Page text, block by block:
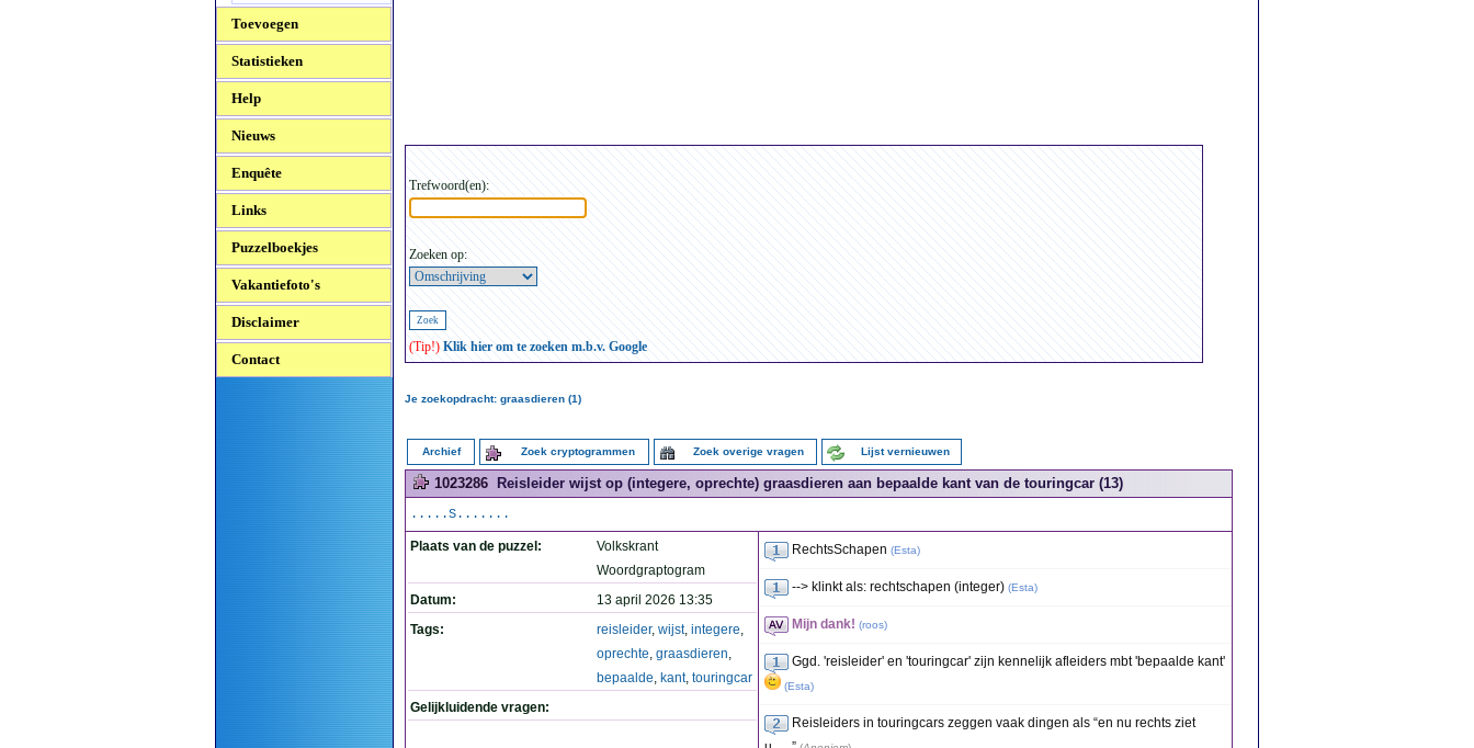
Toevoegen
Statistieken
Help
Nieuws
Enquête
Links
Puzzelboekjes
Vakantiefoto's
Disclaimer
Contact
Trefwoord(en):
Zoeken op:
(Tip!) Klik hier om te zoeken m.b.v. Google
Je zoekopdracht: graasdieren (1)
Archief Zoek cryptogrammen Zoek overige vragen Lijst vernieuwen
1023286 Reisleider wijst op (integere, oprechte) graasdieren aan bepaalde kant van de touringcar (13)
.....S.......
Plaats van de puzzel:
Volkskrant
Woordgraptogram
Datum:
13 april 2026 13:35
Tags:
reisleider, wijst, integere,
oprechte, graasdieren,
bepaalde, kant, touringcar
Gelijkluidende vragen:
RechtsSchapen (Esta)
--> klinkt als: rechtschapen (integer) (Esta)
Mijn dank! (roos)
Ggd. 'reisleider' en 'touringcar' zijn kennelijk afleiders mbt 'bepaalde kant'
(Esta)
Reisleiders in touringcars zeggen vaak dingen als “en nu rechts ziet